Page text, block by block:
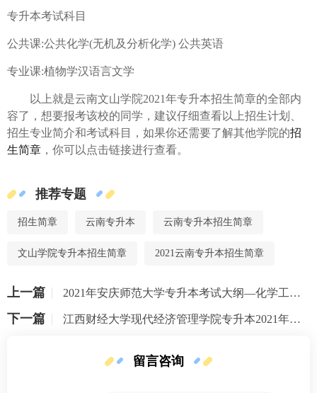
专升本考试科目
公共课:公共化学(无机及分析化学) 公共英语
专业课:植物学汉语言文学
以上就是云南文山学院2021年专升本招生简章的全部内
容了，想要报考该校的同学，建议仔细查看以上招生计划、
招生专业简介和考试科目，如果你还需要了解其他学院的招
生简章 ，你可以点击链接进行查看。
推荐专题
招生简章 云南专升本 云南专升本招生简章
文山学院专升本招生简章 2021云南专升本招生简章
上一篇 2021年安庆师范大学专升本考试大纲—化学工程与工艺专业
下一篇 江西财经大学现代经济管理学院专升本2021年招生专业
留言咨询